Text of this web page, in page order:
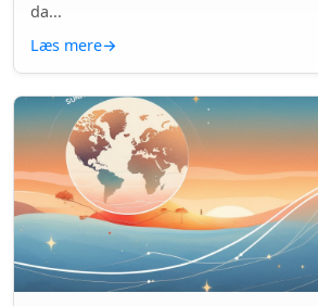
da...
Læs mere→